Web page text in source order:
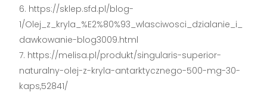
https://sklep.sfd.pl/blog-
1/Olej_z_kryla_%E2%80%93_wlasciwosci_dzialanie_i_
dawkowanie-blog3009.html
https://melisa.pl/produkt/singularis-superior-
naturalny-olej-z-kryla-antarktycznego-500-mg-30-
kaps,52841/